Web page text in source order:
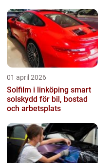
01 april 2026
Solfilm i linköping smart
solskydd för bil, bostad
och arbetsplats